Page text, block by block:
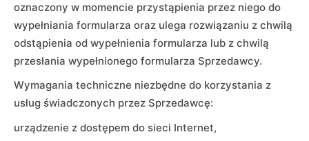
oznaczony w momencie przystąpienia przez niego do
wypełniania formularza oraz ulega rozwiązaniu z chwilą
odstąpienia od wypełnienia formularza lub z chwilą
przesłania wypełnionego formularza Sprzedawcy.
Wymagania techniczne niezbędne do korzystania z
usług świadczonych przez Sprzedawcę:
urządzenie z dostępem do sieci Internet,